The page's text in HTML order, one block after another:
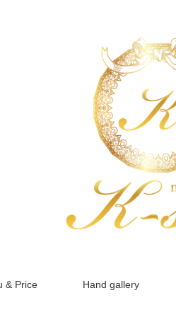
& Price Hand gallery